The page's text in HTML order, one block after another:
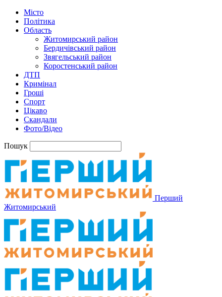
Місто
Політика
Область
Житомирський район
Бердичівський район
Звягельський район
Коростенський район
ДТП
Кримінал
Гроші
Спорт
Цікаво
Скандали
Фото/Відео
Пошук
Перший
Житомирський